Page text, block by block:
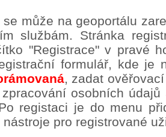
může na geoportálu
službám. Stránka
"Registrace" v pravé
formulář, kde je
, zadat
osobních
registaci je do menu
pro registrované